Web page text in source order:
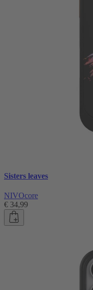
Sisters leaves
NIVOcore
€ 34,99